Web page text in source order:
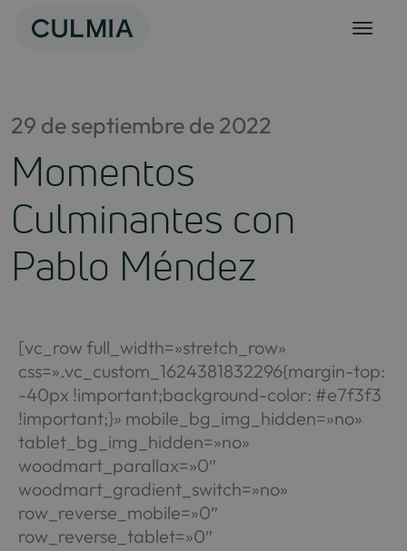
29 de septiembre de 2022
Momentos
Culminantes con
Pablo Méndez
[vc_row full_width=»stretch_row»
css=».vc_custom_1624381832296{margin-top:
-40px !important;background-color: #e7f3f3
!important;}» mobile_bg_img_hidden=»no»
tablet_bg_img_hidden=»no»
woodmart_parallax=»0″
woodmart_gradient_switch=»no»
row_reverse_mobile=»0″
row_reverse_tablet=»0″